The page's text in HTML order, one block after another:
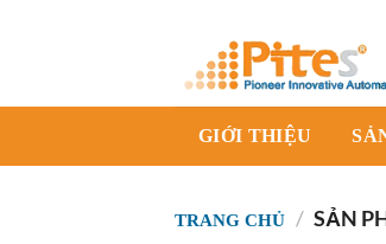
dung
GIỚI THIỆU
TRANG CHỦ / SẢN